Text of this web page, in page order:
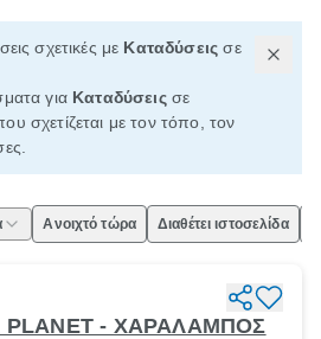
σχετικές με Καταδύσεις σε
για Καταδύσειςσε
σχετίζεται με τον τόπο, τον
Ανοιχτό τώρα Διαθέτει ιστοσελίδα
PLANET - ΧΑΡΑΛΑΜΠΟΣ